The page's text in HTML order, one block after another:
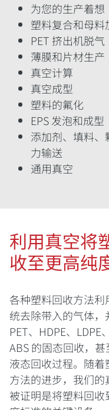
为您的生产着想
塑料复合和母料
PET 挤出机脱气
薄膜和片材生产
真空计算
真空成型
塑料的氟化
EPS 发泡和成型
添加剂、填料、
力输送
通用真空
利用真空将
收至更高纯
各种塑料回收方法利
统去除带入的气体，
PET、HDPE、LDPE、
ABS 的固态回收，甚
液态回收过程。随着
方法的进步，我们的
被证明是将塑料回收